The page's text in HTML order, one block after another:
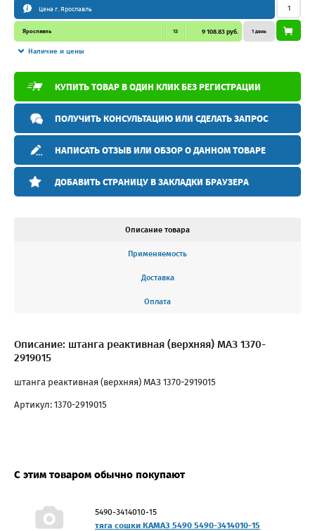
Цена г. Ярославль
Ярославль 13 9 108.83 руб.
Наличие и цены
1 день
КУПИТЬ ТОВАР В ОДИН КЛИК БЕЗ РЕГИСТРАЦИИ
ПОЛУЧИТЬ КОНСУЛЬТАЦИЮ ИЛИ СДЕЛАТЬ ЗАПРОС
НАПИСАТЬ ОТЗЫВ ИЛИ ОБЗОР О ДАННОМ ТОВАРЕ
ДОБАВИТЬ СТРАНИЦУ В ЗАКЛАДКИ БРАУЗЕРА
Описание товара
Применяемость
Доставка
Оплата
Описание: штанга реактивная (верхняя) МАЗ 1370-
2919015
штанга реактивная (верхняя) МАЗ 1370-2919015
Артикул: 1370-2919015
С этим товаром обычно покупают
5490-3414010-15
тяга сошки КАМАЗ 5490 5490-3414010-15